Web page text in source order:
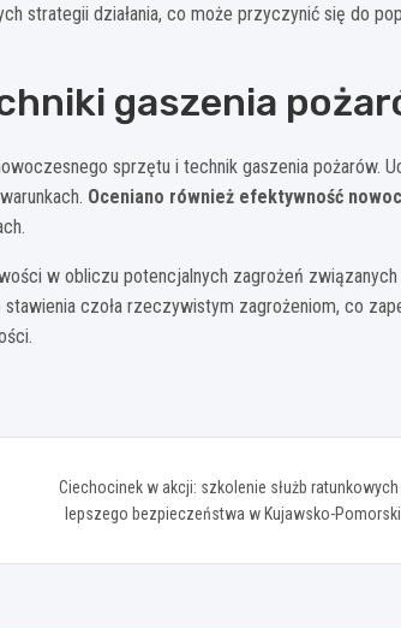
strategii działania, co może przyczynić się do
gaszenia
sprzętu i technik gaszenia pożarów.
Oceniano również efektywność
w obliczu potencjalnych zagrożeń związanych
czoła rzeczywistym zagrożeniom, co
Ciechocinek w akcji: szkolenie służb ratunkowych
lepszego bezpieczeństwa w Kujawsko-